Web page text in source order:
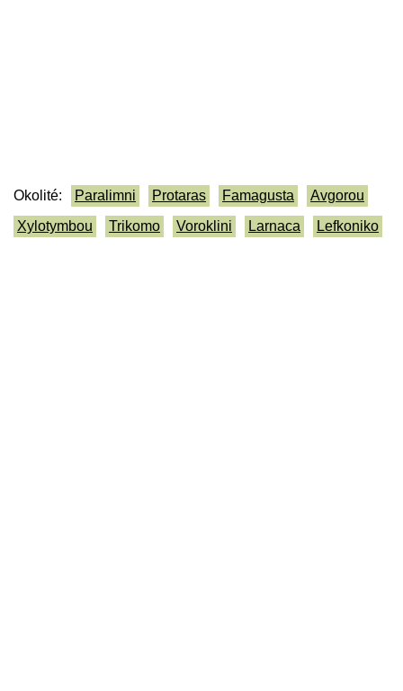
Okolité: Paralimni Protaras Famagusta
Avgorou
Xylotymbou
Trikomo Voroklini Larnaca Lefkoniko